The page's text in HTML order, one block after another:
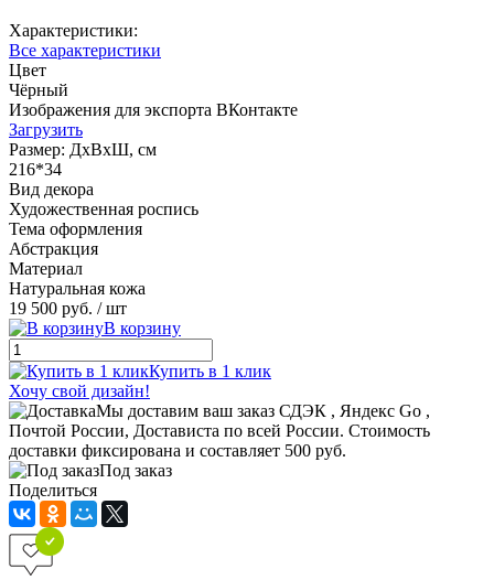
Характеристики:
Все характеристики
Цвет
Чёрный
Изображения для экспорта ВКонтакте
Загрузить
Размер: ДхВхШ, см
216*34
Вид декора
Художественная роспись
Тема оформления
Абстракция
Материал
Натуральная кожа
19 500 руб. / шт
В корзину
Купить в 1 клик
Хочу свой дизайн!
Мы доставим ваш заказ СДЭК , Яндекс Go ,
Почтой России, Достависта по всей России. Стоимость
доставки фиксирована и составляет 500 руб.
Под заказ
Поделиться